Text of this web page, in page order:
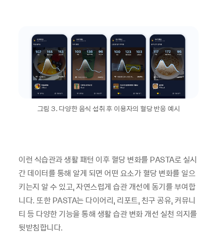
그림 3. 다양한 음식 섭취 후 이용자의 혈당 반응 예시
이런 식습관과 생활 패턴 이후 혈당 변화를 PASTA로 실시
간 데이터를 통해 알게 되면 어떤 요소가 혈당 변화를 일으
키는지 알 수 있고, 자연스럽게 습관 개선에 동기를 부여합
니다. 또한 PASTA는 다이어리, 리포트, 친구 공유, 커뮤니
티 등 다양한 기능을 통해 생활 습관 변화 개선 실천 의지를
뒷받침합니다.